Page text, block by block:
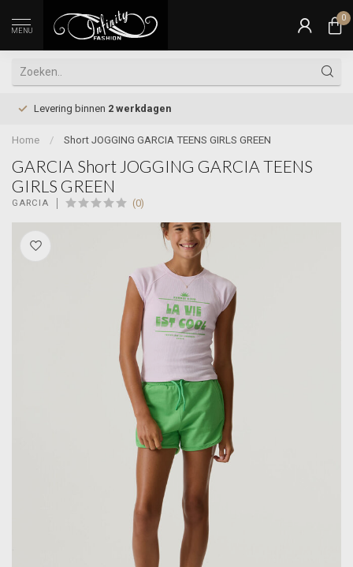
MENU
0
Levering binnen 2 werkdagen
Home / Short JOGGING GARCIA TEENS GIRLS GREEN
GARCIA Short JOGGING GARCIA TEENS
GIRLS GREEN
GARCIA (0)